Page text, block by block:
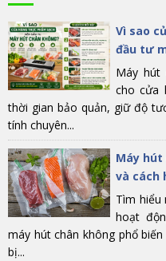
Vì sao
đầu tư
Máy hút
cho cửa
thời gian bảo quản, giữ độ
tính chuyên...
Máy hút
và cách
Tìm hiểu
hoạt
máy hút chân không phổ
bị...